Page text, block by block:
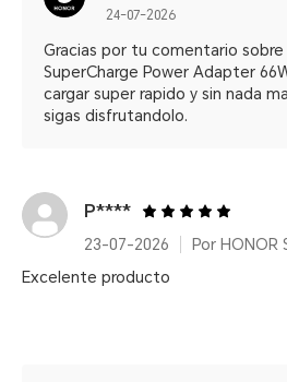
24-07-2026
Gracias por tu comentario sobre
SuperCharge Power Adapter
cargar super rapido y sin nada
sigas disfrutandolo.
P****
23-07-2026
Excelente producto